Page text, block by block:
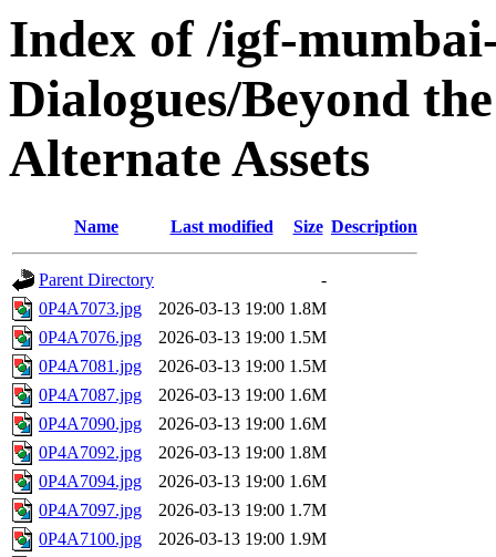
Index of /igf-
Dialogues/Beyond
Alternate Assets
Name Last modified Size Description
Parent Directory
-
0P4A7073.jpg
2026-03-13 19:00 1.8M
0P4A7076.jpg
2026-03-13 19:00 1.5M
0P4A7081.jpg
2026-03-13 19:00 1.5M
0P4A7087.jpg
2026-03-13 19:00 1.6M
0P4A7090.jpg
2026-03-13 19:00 1.6M
0P4A7092.jpg
2026-03-13 19:00 1.8M
0P4A7094.jpg
2026-03-13 19:00 1.6M
0P4A7097.jpg
2026-03-13 19:00 1.7M
0P4A7100.jpg
2026-03-13 19:00 1.9M